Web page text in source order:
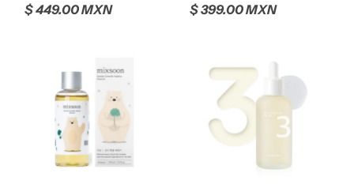
$ 449.00 MXN $ 399.00 MXN